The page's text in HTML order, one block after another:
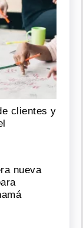
clientes y
nueva